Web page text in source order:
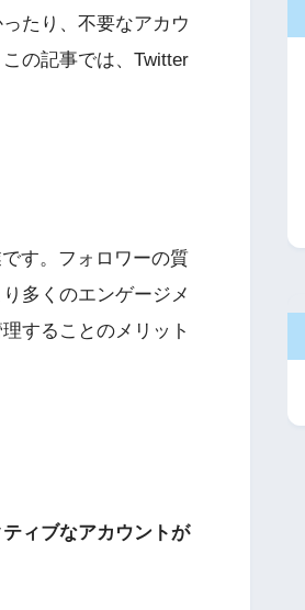
たり、不要なアカウ
の記事では、Twitter
す。フォロワーの質
多くのエンゲージメ
することのメリット
ィブなアカウントが